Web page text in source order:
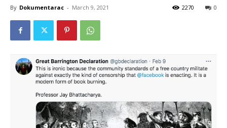
By Dokumentarac - March 9, 2021 0
2270